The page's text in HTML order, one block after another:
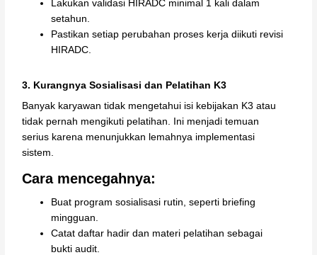
Lakukan validasi HIRADC minimal 1 kali dalam
setahun.
Pastikan setiap perubahan proses kerja diikuti revisi
HIRADC.
3. Kurangnya Sosialisasi dan Pelatihan K3
Banyak karyawan tidak mengetahui isi kebijakan K3 atau
tidak pernah mengikuti pelatihan. Ini menjadi temuan
serius karena menunjukkan lemahnya implementasi
sistem.
Cara mencegahnya:
Buat program sosialisasi rutin, seperti briefing
mingguan.
Catat daftar hadir dan materi pelatihan sebagai
bukti audit.